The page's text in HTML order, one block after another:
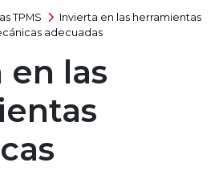
TPMS
Invierta en las herramientas
adecuadas
las